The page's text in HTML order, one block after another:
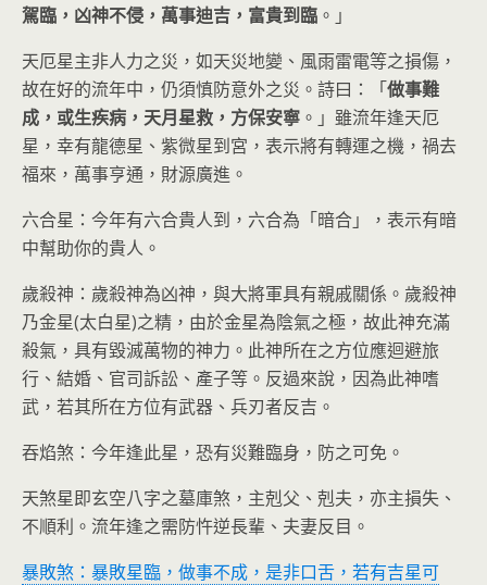
駕臨，凶神不侵，萬事迪吉，富貴到臨 。」
天厄星主非人力之災，如天災地變、風雨雷電等之損傷，
故在好的流年中，仍須慎防意外之災。詩曰：「做事難
成，或生疾病，天月星救，方保安寧 。」雖流年逢天厄
星，幸有龍德星、紫微星到宮，表示將有轉運之機，禍去
福來，萬事亨通，財源廣進。
六合星：今年有六合貴人到，六合為「暗合」，表示有暗
中幫助你的貴人。
歲殺神：歲殺神為凶神，與大將軍具有親戚關係。歲殺神
乃金星(太白星)之精，由於金星為陰氣之極，故此神充滿
殺氣，具有毀滅萬物的神力。此神所在之方位應迴避旅
行、結婚、官司訴訟、產子等。反過來說，因為此神嗜
武，若其所在方位有武器、兵刃者反吉。
吞焰煞：今年逢此星，恐有災難臨身，防之可免。
天煞星即玄空八字之墓庫煞，主剋父、剋夫，亦主損失、
不順利。流年逢之需防忤逆長輩、夫妻反目。
暴敗煞：暴敗星臨，做事不成，是非口舌，若有吉星可